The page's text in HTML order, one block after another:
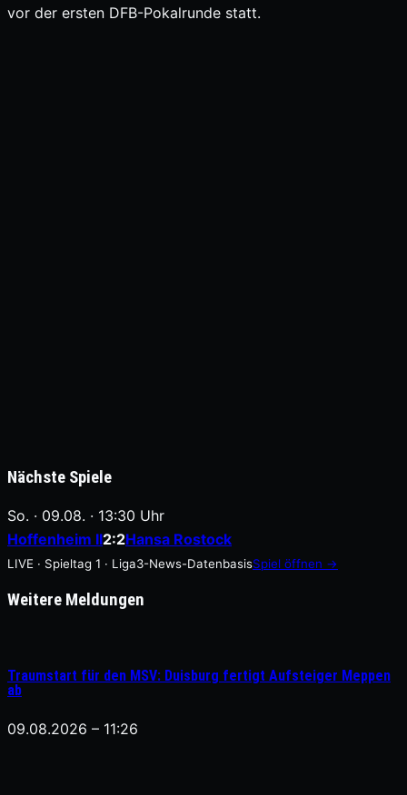
vor der ersten DFB-Pokalrunde statt.
Nächste Spiele
So. · 09.08. · 13:30 Uhr
Hoffenheim II2:2Hansa Rostock
LIVE · Spieltag 1 · Liga3-News-DatenbasisSpiel öffnen →
Weitere Meldungen
Traumstart für den MSV: Duisburg fertigt Aufsteiger Meppen
ab
09.08.2026 – 11:26